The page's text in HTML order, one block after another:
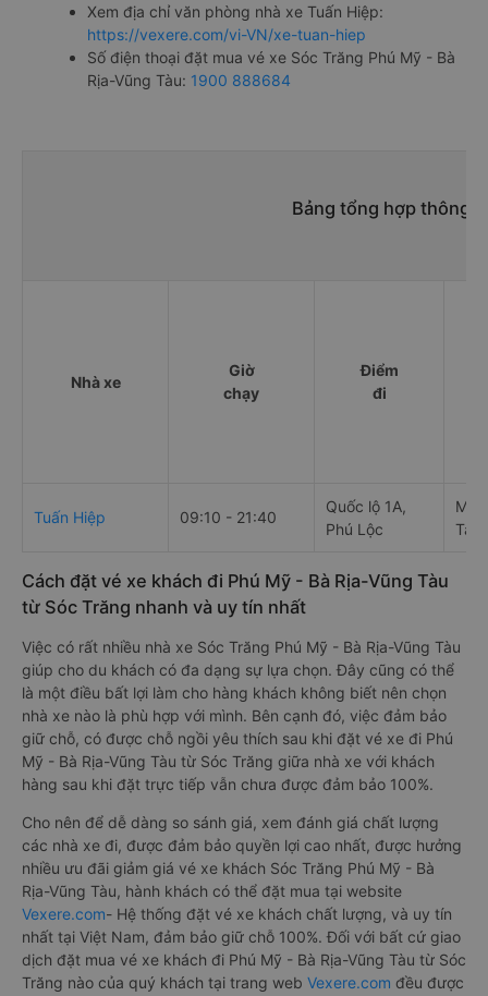
Xem địa chỉ văn phòng nhà xe Tuấn Hiệp:
https://vexere.com/vi-VN/xe-tuan-hiep
Số điện thoại đặt mua vé xe Sóc Trăng Phú Mỹ - Bà
Rịa-Vũng Tàu: 1900 888684
Bảng tổng hợp thông
Nhà xe
Giờ
chạy
Điểm
đi
Tuấn Hiệp 09:10 - 21:40
Quốc lộ 1A,
Phú Lộc
Mỹ
Cách đặt vé xe khách đi Phú Mỹ - Bà Rịa-Vũng Tàu
từ Sóc Trăng nhanh và uy tín nhất
Việc có rất nhiều nhà xe Sóc Trăng Phú Mỹ - Bà Rịa-Vũng Tàu
giúp cho du khách có đa dạng sự lựa chọn. Đây cũng có thể
là một điều bất lợi làm cho hàng khách không biết nên chọn
nhà xe nào là phù hợp với mình. Bên cạnh đó, việc đảm bảo
giữ chỗ, có được chỗ ngồi yêu thích sau khi đặt vé xe đi Phú
Mỹ - Bà Rịa-Vũng Tàu từ Sóc Trăng giữa nhà xe với khách
hàng sau khi đặt trực tiếp vẫn chưa được đảm bảo 100%.
Cho nên để dễ dàng so sánh giá, xem đánh giá chất lượng
các nhà xe đi, được đảm bảo quyền lợi cao nhất, được hưởng
nhiều ưu đãi giảm giá vé xe khách Sóc Trăng Phú Mỹ - Bà
Rịa-Vũng Tàu, hành khách có thể đặt mua tại website
Vexere.com- Hệ thống đặt vé xe khách chất lượng, và uy tín
nhất tại Việt Nam, đảm bảo giữ chỗ 100%. Đối với bất cứ giao
dịch đặt mua vé xe khách đi Phú Mỹ - Bà Rịa-Vũng Tàu từ Sóc
Trăng nào của quý khách tại trang web Vexere.com đều được